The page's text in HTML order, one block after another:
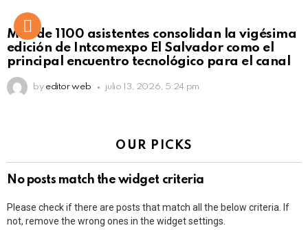
Más de 1100 asistentes consolidan la vigésima
edición de Intcomexpo El Salvador como el
principal encuentro tecnológico para el canal
by editor web julio 13, 2026, 5:24 pm
OUR PICKS
No posts match the widget criteria
Please check if there are posts that match all the below criteria. If
not, remove the wrong ones in the widget settings.